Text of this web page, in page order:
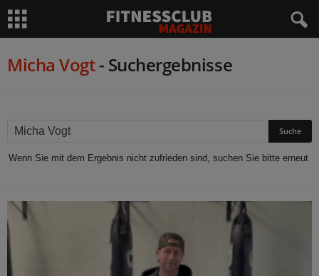
Micha Vogt- Suchergebnisse
Wenn Sie mit dem Ergebnis nicht zufrieden sind, suchen Sie bitte erneut